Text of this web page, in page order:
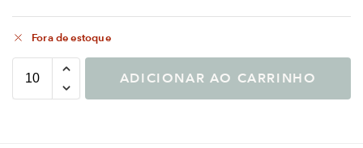
Fora de estoque
ADICIONAR AO CARRINHO